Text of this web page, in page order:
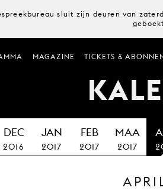
sluit zijn deuren van
MAGAZINE TICKETS &
DEC
2016
JAN
2017
FEB
2017
MAA
2017